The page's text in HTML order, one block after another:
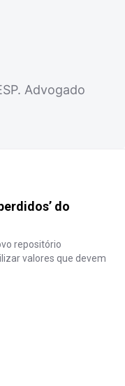
Advogado
do
repositório
valores que devem